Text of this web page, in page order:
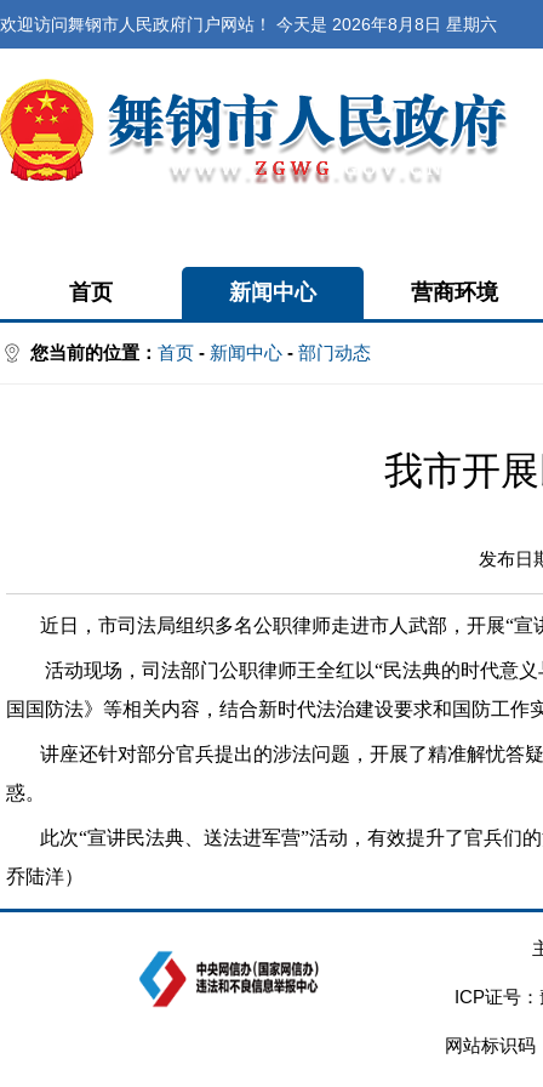
欢迎访问舞钢市人民政府门户网站！ 今天是 2026年8月8日 星期六
首页 新闻中心 营商环境
您当前的位置： 首页 - 新闻中心 - 部门动态
我市开
发布日
近日，市司法局组织多名公职律师走进市人武部，开展“
活动现场，司法部门公职律师王全红以“民法典的时代意
国国防法》等相关内容，结合新时代法治建设要求和国防工
讲座还针对部分官兵提出的涉法问题，开展了精准解忧答
惑。
此次“宣讲民法典、送法进军营”活动，有效提升了官兵们
乔陆洋）
ICP证号：
网站标识码